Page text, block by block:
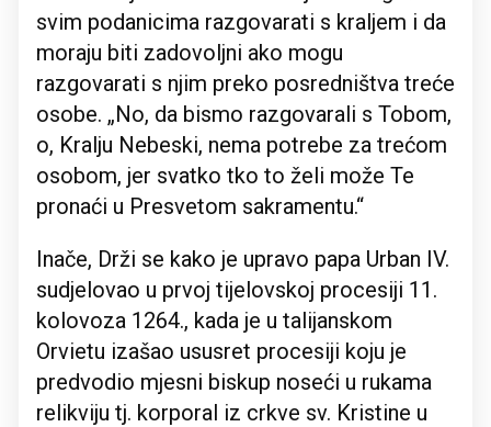
svim podanicima razgovarati s kraljem i da
moraju biti zadovoljni ako mogu
razgovarati s njim preko posredništva treće
osobe. „No, da bismo razgovarali s Tobom,
o, Kralju Nebeski, nema potrebe za trećom
osobom, jer svatko tko to želi može Te
pronaći u Presvetom sakramentu.“
Inače, Drži se kako je upravo papa Urban IV.
sudjelovao u prvoj tijelovskoj procesiji 11.
kolovoza 1264., kada je u talijanskom
Orvietu izašao ususret procesiji koju je
predvodio mjesni biskup noseći u rukama
relikviju tj. korporal iz crkve sv. Kristine u